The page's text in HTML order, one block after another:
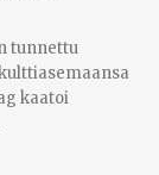
tunnettu
kaatoi